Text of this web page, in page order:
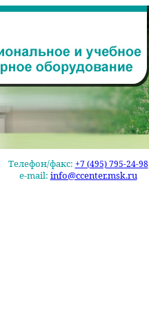
Телефон/факс: +7 (495) 795-24-98
e-mail: info@ccenter.msk.ru